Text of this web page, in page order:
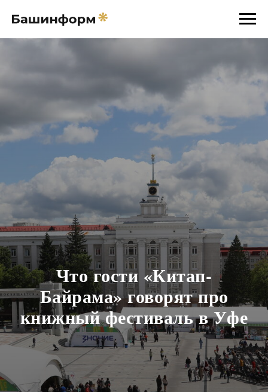
Что гости «Китап-
Байрама» говорят про
книжный фестиваль в Уфе